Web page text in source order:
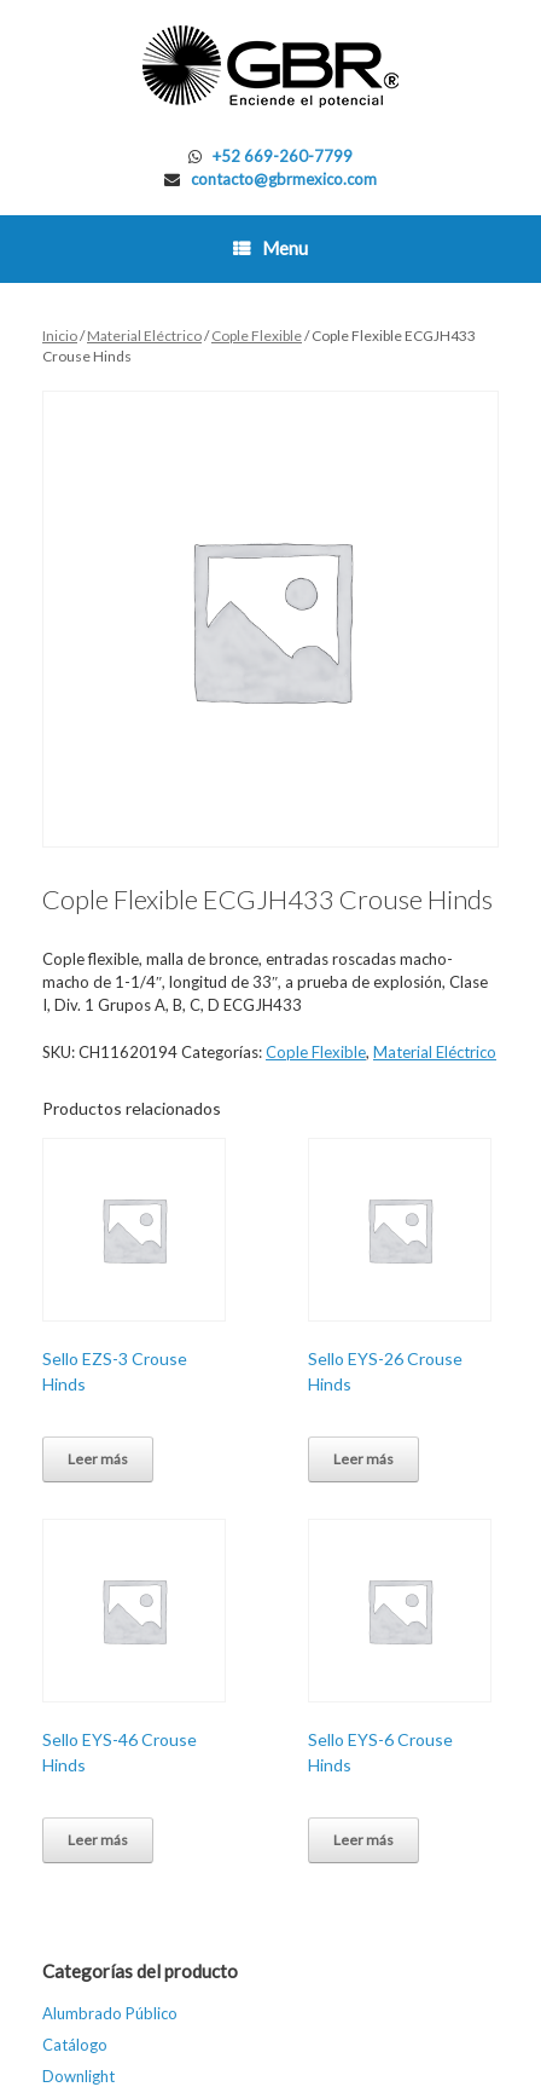
+52 669-260-7799
contacto@gbrmexico.com
Menu
Inicio/Material Eléctrico/Cople Flexible/ Cople Flexible ECGJH433
Crouse Hinds
Cople Flexible ECGJH433 Crouse Hinds
Cople flexible, malla de bronce, entradas roscadas macho-
macho de 1-1/4″, longitud de 33″, a prueba de explosión, Clase
I, Div. 1 Grupos A, B, C, D ECGJH433
SKU:CH11620194Categorías:Cople Flexible, Material Eléctrico
Productos relacionados
Sello EZS-3 Crouse
Hinds
Leer más
Sello EYS-26 Crouse
Hinds
Leer más
Sello EYS-46 Crouse
Hinds
Leer más
Sello EYS-6 Crouse
Hinds
Leer más
Categorías del producto
Alumbrado Público
Catálogo
Downlight